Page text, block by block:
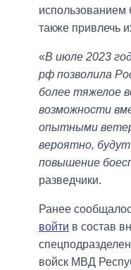
использованием
также привлечь
«В июле 2023
рф позволила
более тяжелое
возможности
опытными
вероятно,
повышение
разведчики.
Ранее
войти в состав
войск МВД